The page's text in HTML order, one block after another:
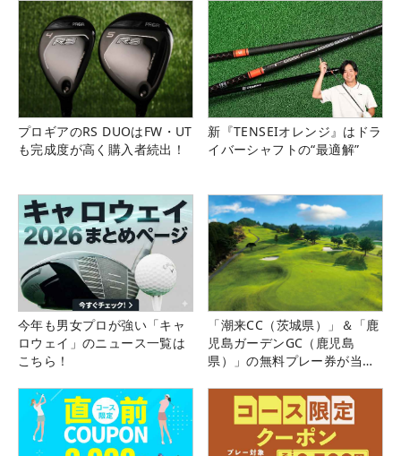
プロギアのRS DUOはFW・UT
も完成度が高く購入者続出！
新『TENSEIオレンジ』はドラ
イバーシャフトの“最適解”
今年も男女プロが強い「キャ
ロウェイ」のニュース一覧は
こちら！
「潮来CC（茨城県）」＆「鹿
児島ガーデンGC（鹿児島
県）」の無料プレー券が当た